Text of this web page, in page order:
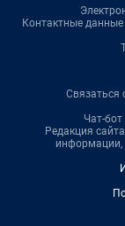
Контактные
Связаться
Чат-бот
Редакция
информации,